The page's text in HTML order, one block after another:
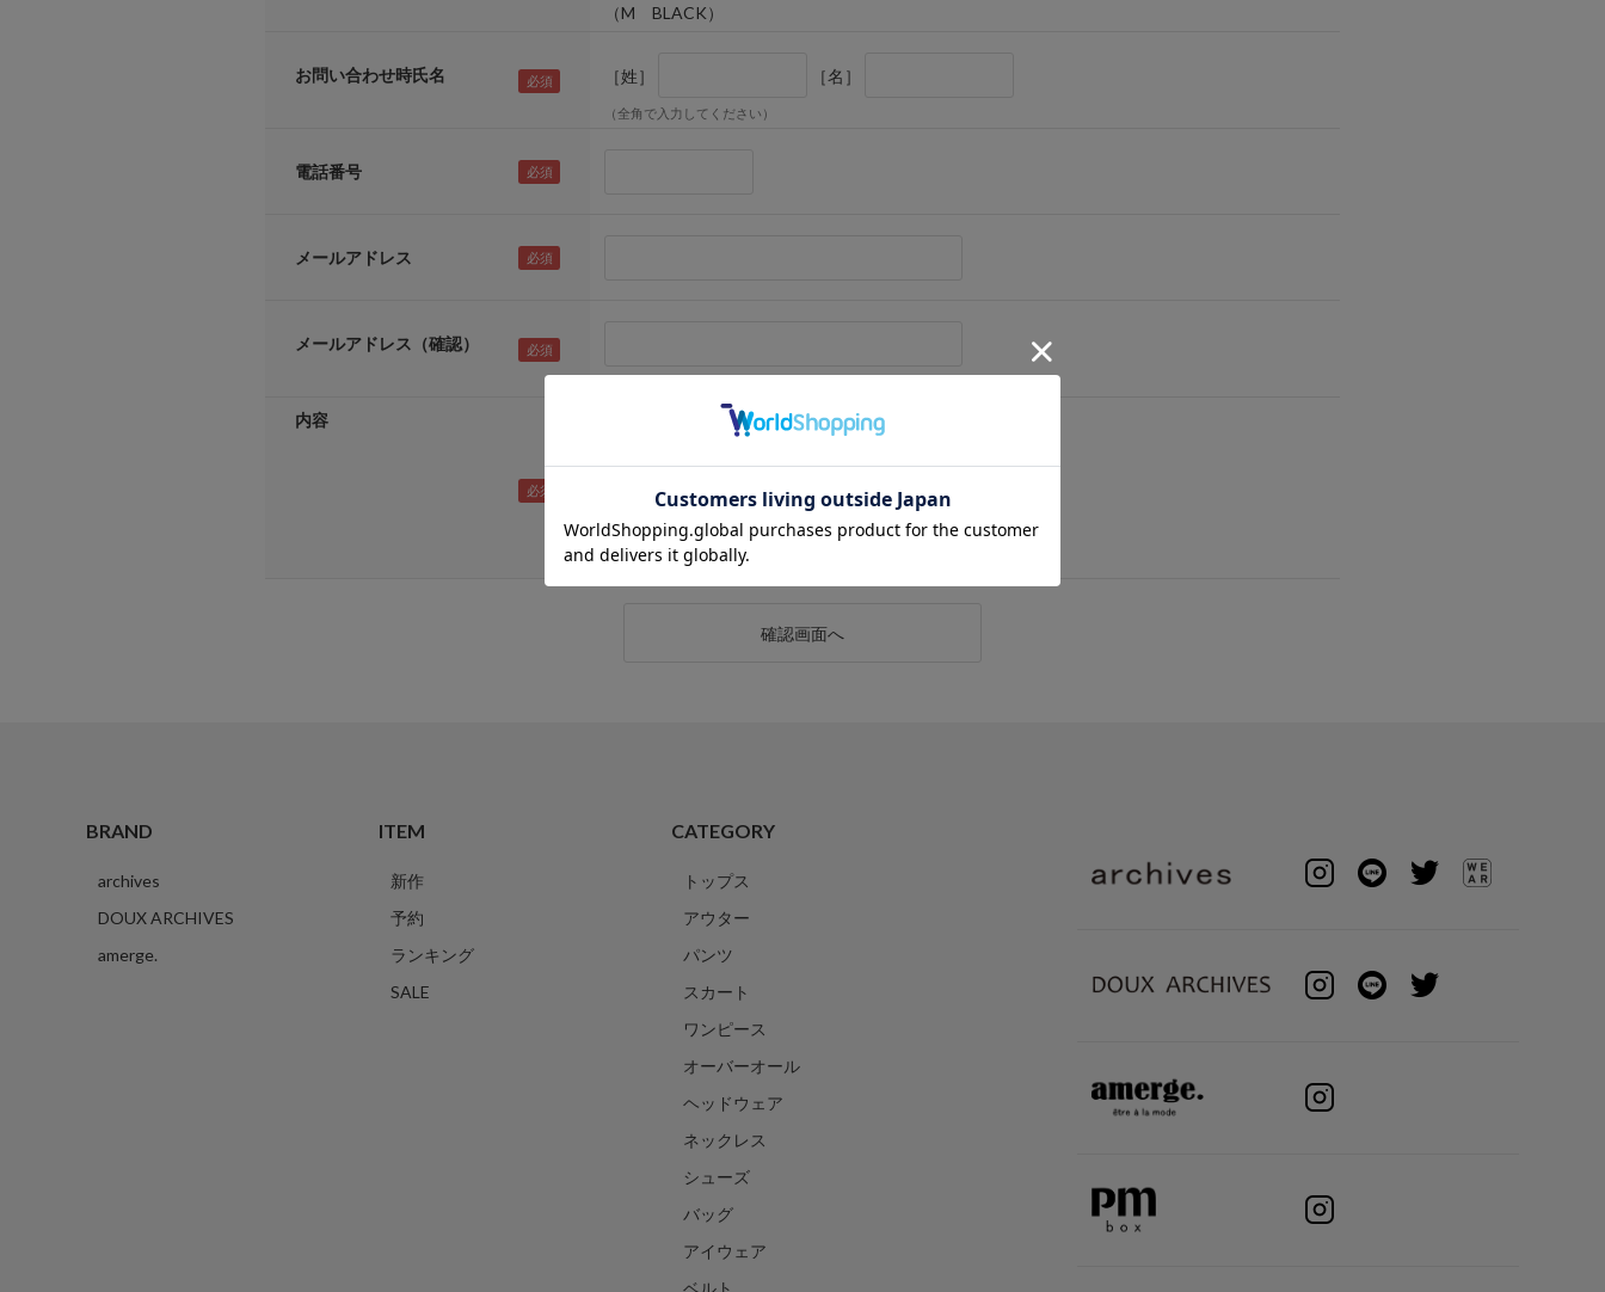
（M BLACK）
お問い合わせ時氏名 ［姓］ ［名］
（全角で入力してください）
電話番号
メールアドレス
メールアドレス（確認）
内容
BRAND
archives
DOUX ARCHIVES
amerge.
ITEM
新作
予約
ランキング
SALE
CATEGORY
トップス
アウター
パンツ
スカート
ワンピース
オーバーオール
ヘッドウェア
ネックレス
シューズ
バッグ
アイウェア
ベルト